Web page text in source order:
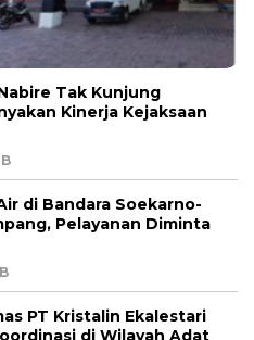
Tak Kunjung
Kinerja Kejaksaan
di Bandara Soekarno-
Pelayanan Diminta
PT Kristalin Ekalestari
di Wilayah Adat